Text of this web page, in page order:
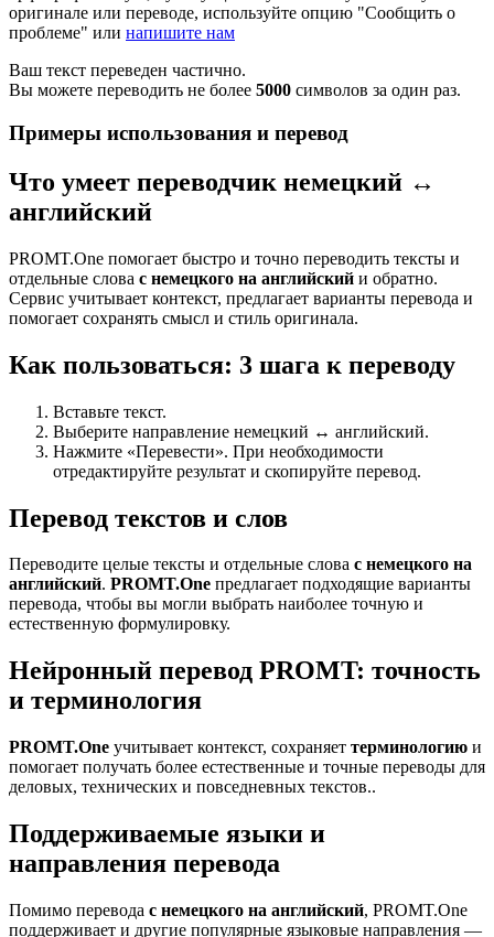
оригинале или переводе, используйте опцию "Сообщить о
проблеме" или напишите нам
Ваш текст переведен частично.
Вы можете переводить не более 5000 символов за один раз.
Примеры использования и перевод
Что умеет переводчик немецкий ↔
английский
PROMT.One помогает быстро и точно переводить тексты и
отдельные слова с немецкого на английский и обратно.
Сервис учитывает контекст, предлагает варианты перевода и
помогает сохранять смысл и стиль оригинала.
Как пользоваться: 3 шага к переводу
Вставьте текст.
Выберите направление немецкий ↔ английский.
Нажмите «Перевести». При необходимости
отредактируйте результат и скопируйте перевод.
Перевод текстов и слов
Переводите целые тексты и отдельные слова с немецкого на
английский. PROMT.One предлагает подходящие варианты
перевода, чтобы вы могли выбрать наиболее точную и
естественную формулировку.
Нейронный перевод PROMT: точность
и терминология
PROMT.One учитывает контекст, сохраняет терминологию и
помогает получать более естественные и точные переводы для
деловых, технических и повседневных текстов..
Поддерживаемые языки и
направления перевода
Помимо перевода с немецкого на английский, PROMT.One
поддерживает и другие популярные языковые направления —